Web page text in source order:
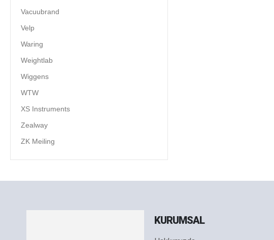
Vacuubrand
Velp
Waring
Weightlab
Wiggens
WTW
XS Instruments
Zealway
ZK Meiling
KURUMSAL